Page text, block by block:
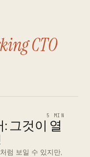
CTO
5 MIN
그것이 열
럼 보일 수 있지만,